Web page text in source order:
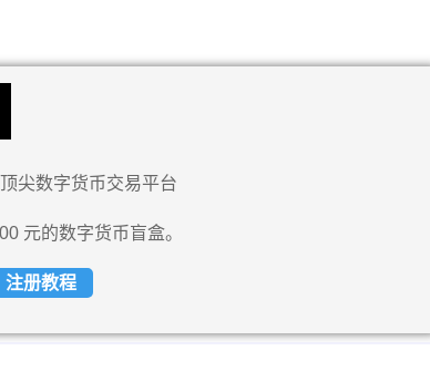
尖数字货币交易平台
元的数字货币盲盒。
注册教程